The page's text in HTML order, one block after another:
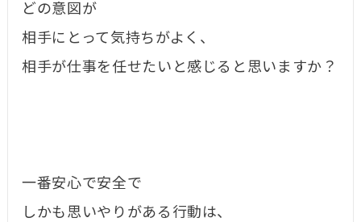
どの意図が
相手にとって気持ちがよく、
相手が仕事を任せたいと感じると思いますか？
一番安心で安全で
しかも思いやりがある行動は、